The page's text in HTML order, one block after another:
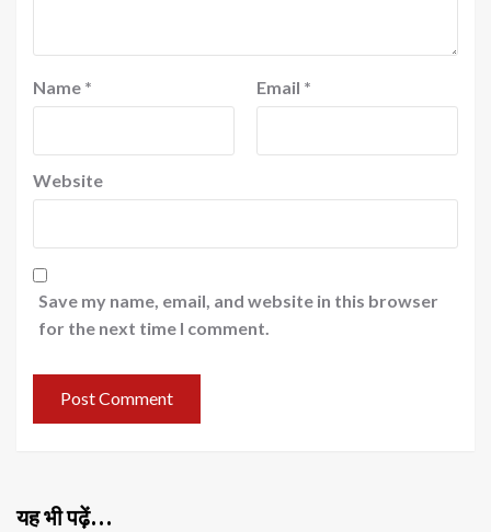
Name * Email *
Website
Save my name, email, and website in this browser
for the next time I comment.
यह भी पढ़ें…